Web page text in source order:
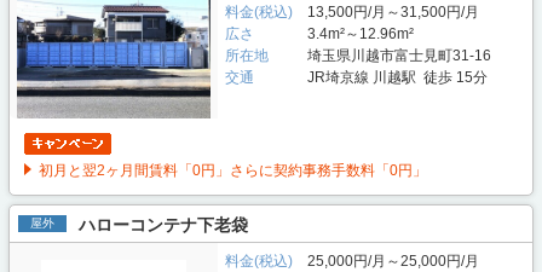
料金(税込)
13,500円/月～31,500円/月
広さ
3.4m²～12.96m²
所在地
埼玉県川越市富士見町31-16
交通
JR埼京線 川越駅 徒歩 15分
初月と翌2ヶ月間賃料「0円」さらに契約事務手数料「0円」
屋外 ハローコンテナ下老袋
料金(税込)
25,000円/月～25,000円/月